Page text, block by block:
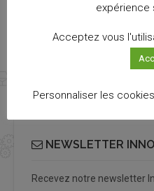
TOUTES LES
Découvrez toutes les
NEWSLETTER
Recevez notre newsletter
expérience
Acceptez vous
Personnaliser les